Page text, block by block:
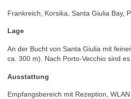
Frankreich, Korsika, Santa Giulia Bay,
Lage
An der Bucht von Santa Giulia mit
ca. 300 m). Nach Porto-Vecchio sind es
Ausstattung
Empfangsbereich mit Rezeption, WLAN